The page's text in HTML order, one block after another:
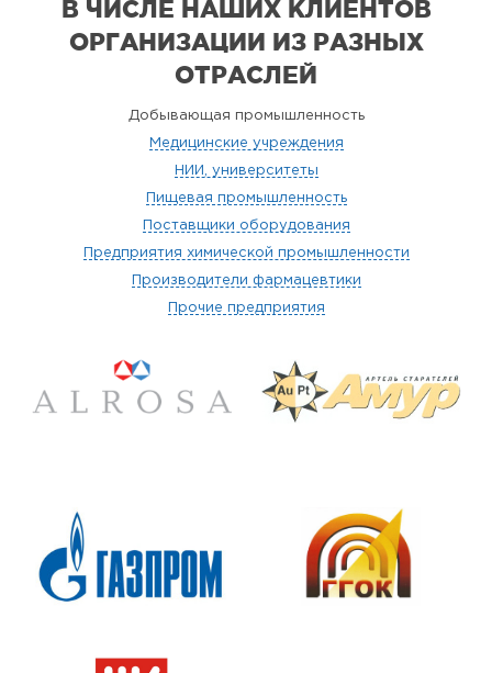
В ЧИСЛЕ НАШИХ КЛИЕНТОВ
ОРГАНИЗАЦИИ ИЗ РАЗНЫХ
ОТРАСЛЕЙ
Добывающая промышленность
Медицинские учреждения
НИИ, университеты
Пищевая промышленность
Поставщики оборудования
Предприятия химической промышленности
Производители фармацевтики
Прочие предприятия